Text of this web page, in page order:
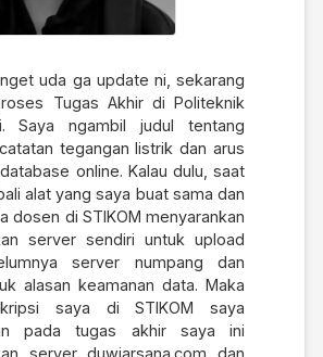
uda ga update ni, sekarang
Tugas Akhir di Politeknik
Saya ngambil judul tentang
tegangan listrik dan arus
online. Kalau dulu, saat
alat yang saya buat sama dan
dosen di STIKOM menyarankan
server sendiri untuk upload
server numpang dan
alasan keamanan data. Maka
saya di STIKOM saya
pada tugas akhir saya ini